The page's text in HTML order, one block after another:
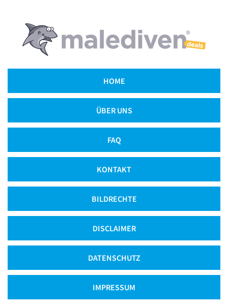
HOME
ÜBER UNS
FAQ
KONTAKT
BILDRECHTE
DISCLAIMER
DATENSCHUTZ
IMPRESSUM